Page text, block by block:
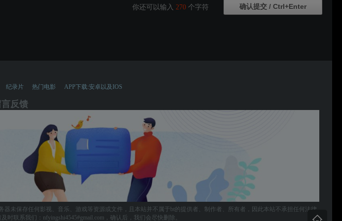
你还可以输入 270 个字符
纪录片 热门电影 APP下载:安卓以及IOS
言反馈
未保存任何影视、音乐、游戏等资源或文件，且本站并不属于bt的提供者、制作者、所有者，因此本站不承担任何法律
联系我们：nfyingshi4545#gmail.com，确认后，我们会尽快删除。